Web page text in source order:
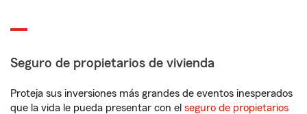
Seguro de propietarios de vivienda
Proteja sus inversiones más grandes de eventos inesperados
que la vida le pueda presentar con el seguro de propietarios